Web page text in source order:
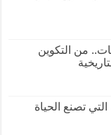
من التكوين
تصنع الحياة